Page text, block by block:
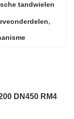
tandwielen
,
DN450 RM4